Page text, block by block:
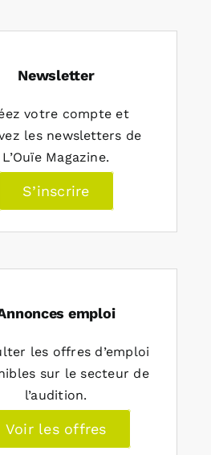
Newsletter
votre compte et
les newsletters de
L’Ouïe Magazine.
S’inscrire
emploi
les offres d’emploi
sur le secteur de
l’audition.
Voir les offres